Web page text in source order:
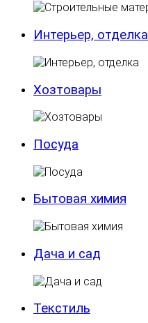
Интерьер, отделка
Хозтовары
Посуда
Бытовая химия
Дача и сад
Текстиль